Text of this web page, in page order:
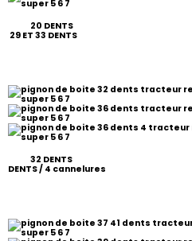
20 DENTS
29 ET 33 DENTS
32 DENTS
DENTS / 4 cannelures